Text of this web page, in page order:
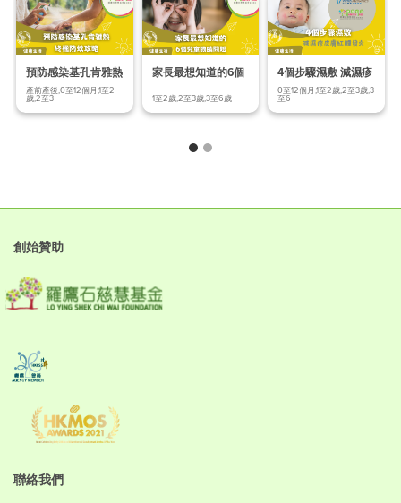
預防感染基孔肯雅熱
終極防蚊
產前產後,0至12個月,1至2
歲,2至3
家長最想知道的6個
1至2歲,2至3歲,3至6歲
4個步驟濕敷 減濕疹
皮膚紅腫發炎
0至12個月,1至2歲,2至3歲,3
至6
創始贊助
聯絡我們